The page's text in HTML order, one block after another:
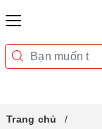
Trang chủ